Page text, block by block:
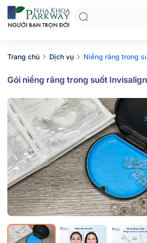
Trang chủ Dịch vụ Niềng răng trong
Gói niềng răng trong suốt